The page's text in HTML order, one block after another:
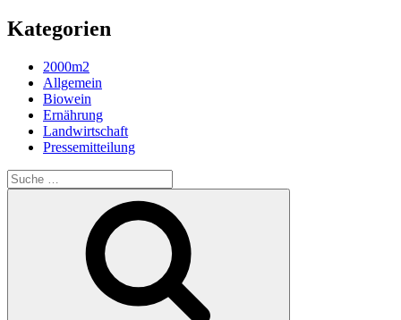
Kategorien
2000m2
Allgemein
Biowein
Ernährung
Landwirtschaft
Pressemitteilung
Suche
nach: